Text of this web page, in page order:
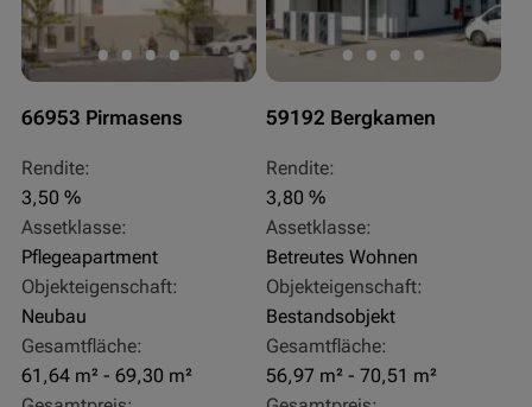
66953 Pirmasens
Rendite:
3,50 %
Assetklasse:
Pflegeapartment
Objekteigenschaft:
Neubau
Gesamtfläche:
61,64 m² - 69,30 m²
59192 Bergkamen
Rendite:
3,80 %
Assetklasse:
Betreutes Wohnen
Objekteigenschaft:
Bestandsobjekt
Gesamtfläche:
56,97 m² - 70,51 m²